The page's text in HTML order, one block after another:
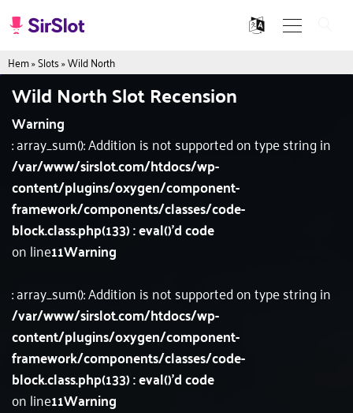
Hem»Slots»Wild North
Wild North Slot Recension
Warning
: array_sum(): Addition is not supported on type string in
/var/www/sirslot.com/htdocs/wp-
content/plugins/oxygen/component-
framework/components/classes/code-
block.class.php(133) : eval()'d code
on line11Warning
: array_sum(): Addition is not supported on type string in
/var/www/sirslot.com/htdocs/wp-
content/plugins/oxygen/component-
framework/components/classes/code-
block.class.php(133) : eval()'d code
on line11Warning